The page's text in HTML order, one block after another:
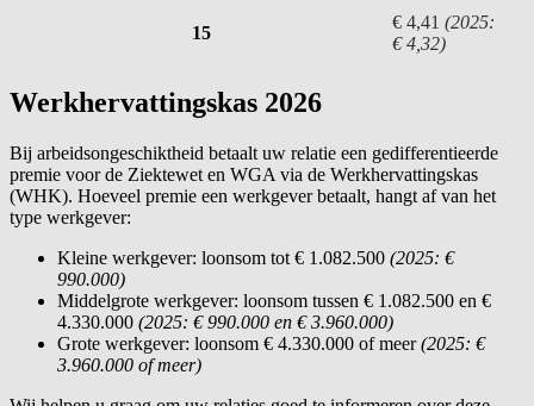
15
€ 4,41 (2025:
€ 4,32)
Werkhervattingskas 2026
Bij arbeidsongeschiktheid betaalt uw relatie een gedifferentieerde
premie voor de Ziektewet en WGA via de Werkhervattingskas
(WHK). Hoeveel premie een werkgever betaalt, hangt af van het
type werkgever:
Kleine werkgever: loonsom tot € 1.082.500 (2025: €
990.000)
Middelgrote werkgever: loonsom tussen € 1.082.500 en €
4.330.000 (2025: € 990.000 en € 3.960.000)
Grote werkgever: loonsom € 4.330.000 of meer(2025: €
3.960.000 of meer)